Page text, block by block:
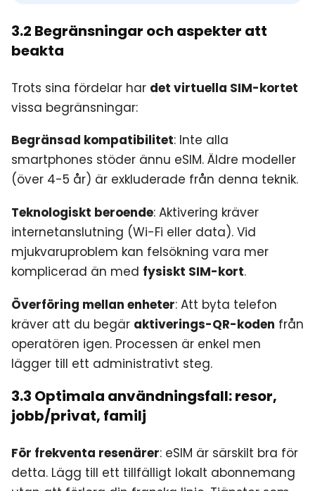
3.2 Begränsningar och aspekter att
beakta
Trots sina fördelar har det virtuella SIM-kortet
vissa begränsningar:
Begränsad kompatibilitet: Inte alla
smartphones stöder ännu eSIM. Äldre modeller
(över 4-5 år) är exkluderade från denna teknik.
Teknologiskt beroende: Aktivering kräver
internetanslutning (Wi-Fi eller data). Vid
mjukvaruproblem kan felsökning vara mer
komplicerad än med fysiskt SIM-kort.
Överföring mellan enheter: Att byta telefon
kräver att du begär aktiverings-QR-koden från
operatören igen. Processen är enkel men
lägger till ett administrativt steg.
3.3 Optimala användningsfall: resor,
jobb/privat, familj
För frekventa resenärer: eSIM är särskilt bra för
detta. Lägg till ett tillfälligt lokalt abonnemang